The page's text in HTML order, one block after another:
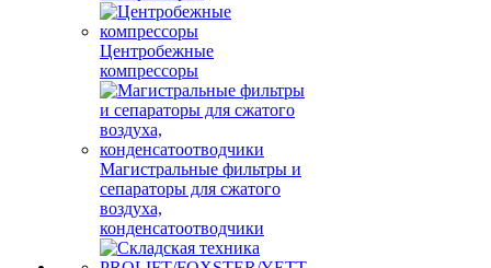
Центробежные
компрессоры
Магистральные фильтры и
сепараторы для сжатого
воздуха,
конденсатоотводчики